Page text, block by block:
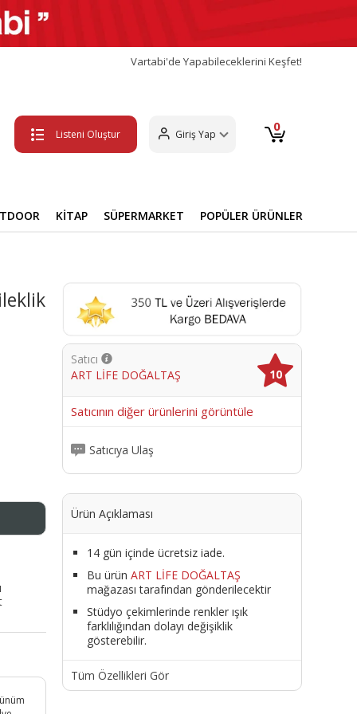
Vartabi'de Yapabileceklerini Keşfet!
Listeni Oluştur Giriş Yap 0
KİTAP SÜPERMARKET POPÜLER ÜRÜNLER
Satıcı
ART LİFE DOĞALTAŞ
10
Satıcının diğer ürünlerini görüntüle
Satıcıya Ulaş
Ürün Açıklaması
14 gün içinde ücretsiz iade.
Bu ürün ART LİFE DOĞALTAŞ
mağazası tarafından gönderilecektir
Stüdyo çekimlerinde renkler ışık
farklılığından dolayı değişiklik
gösterebilir.
Tüm Özellikleri Gör